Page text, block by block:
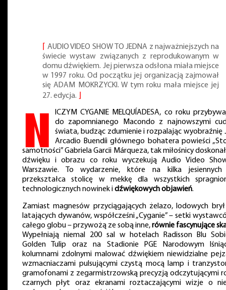
AUDIO VIDEO SHOW TO JEDNA z najważniejszych na
świecie wystaw związanych z reprodukowanym w
domu dźwiękiem. Jej pierwsza odsłona miała miejsce
w 1997 roku. Od początku jej organizacją zajmował
się ADAM MOKRZYCKI. W tym roku mała miejsce jej
27. edycja.
N
ICZYM CYGANIE MELQUÍADESA, co roku
do zapomnianego Macondo z najnowszymi
świata, budząc zdumienie i rozpalając wyobraźnię
Arcadio Buendíi głównego bohatera powieści
samotności” Gabriela Garcii Márqueza, tak miłośnicy
dźwięku i obrazu co roku wyczekują Audio Video
Warszawie. To wydarzenie, które na kilka
przekształca stolicę w mekkę dla wszystkich
technologicznych nowinek idźwiękowych objawień.
Zamiast magnesów przyciągających żelazo, lodowych
latających dywanów, współcześni „Cyganie” – setki
całego globu – przywożą ze sobą inne,równie fascynujące
Wypełniają niemal 200 sal w hotelach Radisson Blu
Golden Tulip oraz na Stadionie PGE Narodowym
kolumnami zdolnymi malować dźwiękiem niewidzialne
wzmacniaczami pulsującymi czystą mocą lamp i
gramofonami z zegarmistrzowską precyzją odczytującymi
czarnych płyt oraz ekranami roztaczającymi wizje o